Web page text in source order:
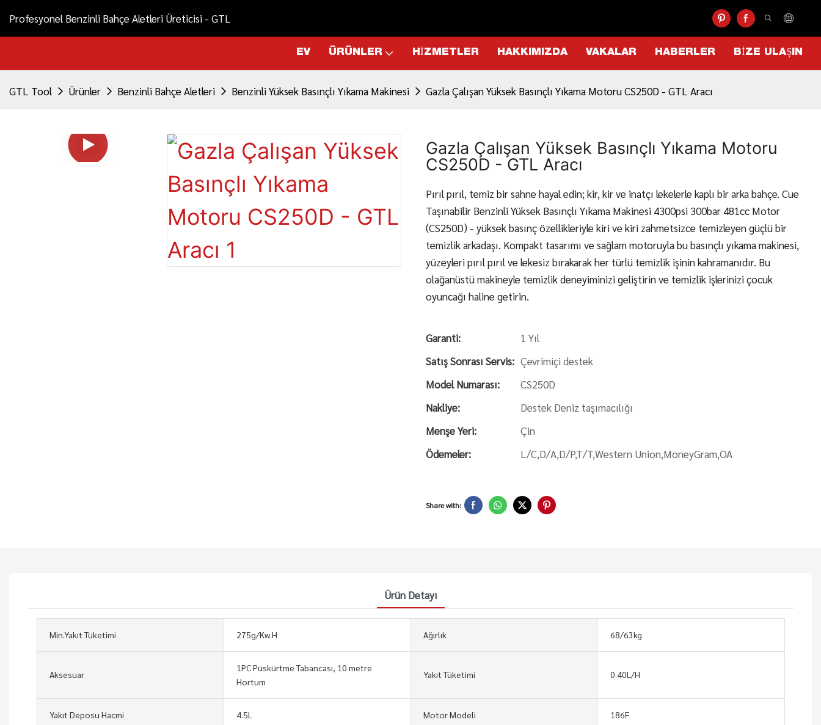
Profesyonel Benzinli Bahçe Aletleri Üreticisi - GTL
EV ÜRÜNLER HIZMETLER HAKKIMIZDA VAKALAR HABERLER BIZE ULAŞIN
GTL Tool Ürünler Benzinli Bahçe Aletleri Benzinli Yüksek Basınçlı Yıkama Makinesi Gazla Çalışan Yüksek Basınçlı Yıkama Motoru CS250D - GTL Aracı
Gazla Çalışan Yüksek Basınçlı Yıkama Motoru
CS250D - GTL Aracı
Pırıl pırıl, temiz bir sahne hayal edin; kir, kir ve inatçı lekelerle kaplı bir arka bahçe. Cue
Taşınabilir Benzinli Yüksek Basınçlı Yıkama Makinesi 4300psi 300bar 481cc Motor
(CS250D) - yüksek basınç özellikleriyle kiri ve kiri zahmetsizce temizleyen güçlü bir
temizlik arkadaşı. Kompakt tasarımı ve sağlam motoruyla bu basınçlı yıkama makinesi,
yüzeyleri pırıl pırıl ve lekesiz bırakarak her türlü temizlik işinin kahramanıdır. Bu
olağanüstü makineyle temizlik deneyiminizi geliştirin ve temizlik işlerinizi çocuk
oyuncağı haline getirin.
Garanti:
1 Yıl
Satış Sonrası Servis: Çevrimiçi destek
Model Numarası:
CS250D
Nakliye:
Destek Deniz taşımacılığı
Menşe Yeri:
Çin
Ödemeler:
L/C,D/A,D/P,T/T,Western Union,MoneyGram,OA
Share with:
Ürün Detayı
Min.Yakıt Tüketimi 275g/Kw.H Ağırlık 68/63kg
Aksesuar
1PC Püskürtme Tabancası, 10 metre
Hortum
Yakıt Tüketimi 0.40L/H
Yakıt Deposu Hacmi 4.5L Motor Modeli 186F